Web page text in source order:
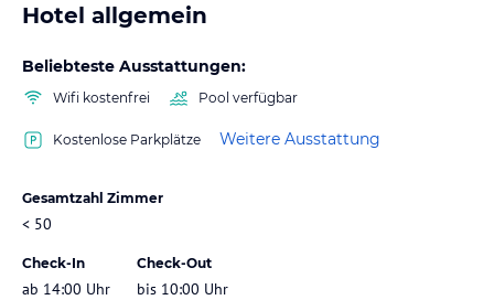
Hotel allgemein
Beliebteste Ausstattungen:
Wifi kostenfrei Pool verfügbar
Kostenlose Parkplätze Weitere Ausstattung
Gesamtzahl Zimmer
< 50
Check-In
ab 14:00 Uhr
Check-Out
bis 10:00 Uhr